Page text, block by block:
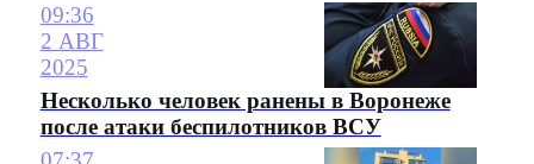
09:36
2 АВГ
2025
Несколько человек ранены в Воронеже
после атаки беспилотников ВСУ